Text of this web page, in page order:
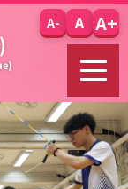
A- A A+